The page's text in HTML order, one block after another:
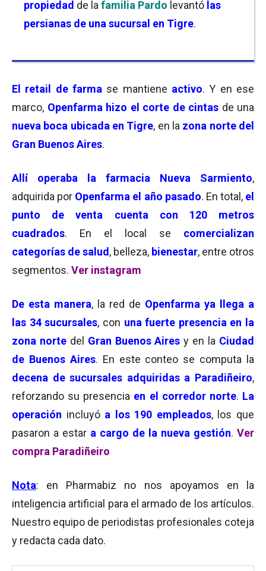
propiedad de la familia Pardo levantó las
persianas de una sucursal en Tigre.
El retail de farma se mantiene activo. Y en ese
marco, Openfarma hizo el corte de cintas de una
nueva boca ubicada en Tigre, en la zona norte del
Gran Buenos Aires.
Allí operaba la farmacia Nueva Sarmiento,
adquirida por Openfarma el año pasado. En total, el
punto de venta cuenta con 120 metros
cuadrados. En el local se comercializan
categorías de salud , belleza, bienestar, entre otros
segmentos. Ver instagram
De esta manera, la red de Openfarma ya llega a
las 34 sucursales, con una fuerte presencia en la
zona norte del Gran Buenos Airesy en la Ciudad
de Buenos Aires. En este conteo se computa la
decena de sucursales adquiridas a Paradiñeiro,
reforzando su presencia en el corredor norte. La
operación incluyóa los 190 empleados, los que
pasaron a estar a cargo de la nueva gestión. Ver
compra Paradiñeiro
Nota: en Pharmabiz no nos apoyamos en la
inteligencia artificial para el armado de los artículos.
Nuestro equipo de periodistas profesionales coteja
y redacta cada dato.